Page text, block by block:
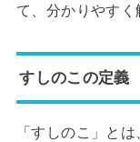
て、分かりやすく
すしのこの定義
「すしのこ」と